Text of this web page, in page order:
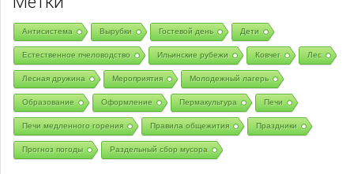
Антисистема Вырубки Гостевой день Дети
Естественное пчеловодство Ильинские рубежи Ковчег Лес
Лесная дружина Мероприятия Молодежный лагерь
Образование Оформление Пермакультура Печи
Печи медленного горения Правила общежития Праздники
Прогноз погоды Раздельный сбор мусора